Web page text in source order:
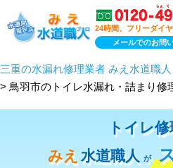
24時間、フリーダイ
メールでのお問
三重の水漏れ修理業者 みえ水道職人
> 鳥羽市のトイレ水漏れ・詰まり修
トイレ修
みえ 水道職人 が